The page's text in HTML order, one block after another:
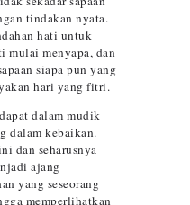
tindakan nyata.
hati untuk
mulai menyapa, dan
siapa pun yang
hari yang fitri.
dalam mudik
dalam kebaikan.
dan seharusnya
ajang
yang seseorang
memperlihatkan